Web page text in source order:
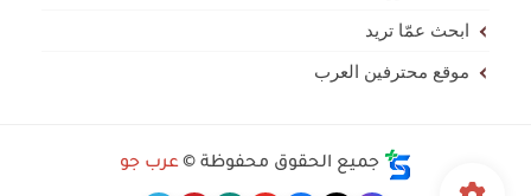
ابحث عمّا تريد
موقع محترفين العرب
جميع الحقوق محفوظة © عرب جو